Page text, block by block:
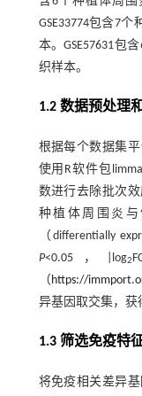
GSE33774包含7
本。GSE57631包
织样本。
1.2 数据预处理
根据每个数据集
使用R软件包
数进行去除批次
种植体周围炎
（differentially
P<0.05，|log2
（ https://
异基因取交集，获
1.3 筛选免疫特
将免疫相关差异基